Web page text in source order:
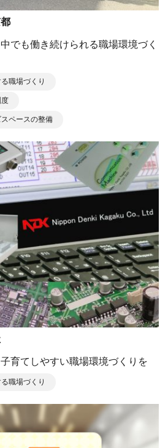
でも働き続けられる職場環境づく
職場づくり
ペースの整備
育てしやすい職場環境づくりを
職場づくり